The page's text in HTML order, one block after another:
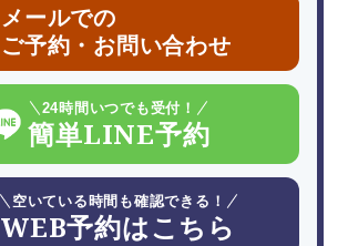
メールでの
ご予約・お問い合わせ
24時間いつでも受付！
簡単LINE予約
空いている時間も確認できる！
WEB予約はこちら